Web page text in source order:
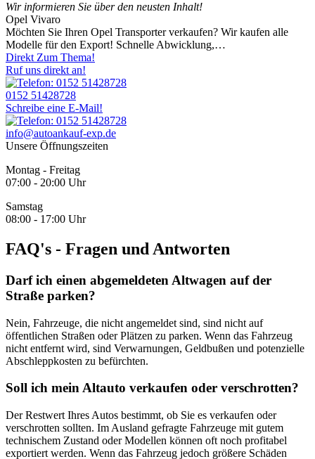
Wir informieren Sie über den neusten Inhalt!
Opel Vivaro
Möchten Sie Ihren Opel Transporter verkaufen? Wir kaufen alle
Modelle für den Export! Schnelle Abwicklung,…
Direkt Zum Thema!
Ruf uns direkt an!
0152 51428728
Schreibe eine E-Mail!
info@autoankauf-exp.de
Unsere Öffnungszeiten
Montag - Freitag
07:00 - 20:00 Uhr
Samstag
08:00 - 17:00 Uhr
FAQ's - Fragen und Antworten
Darf ich einen abgemeldeten Altwagen auf der
Straße parken?
Nein, Fahrzeuge, die nicht angemeldet sind, sind nicht auf
öffentlichen Straßen oder Plätzen zu parken. Wenn das Fahrzeug
nicht entfernt wird, sind Verwarnungen, Geldbußen und potenzielle
Abschleppkosten zu befürchten.
Soll ich mein Altauto verkaufen oder verschrotten?
Der Restwert Ihres Autos bestimmt, ob Sie es verkaufen oder
verschrotten sollten. Im Ausland gefragte Fahrzeuge mit gutem
technischem Zustand oder Modellen können oft noch profitabel
exportiert werden. Wenn das Fahrzeug jedoch größere Schäden